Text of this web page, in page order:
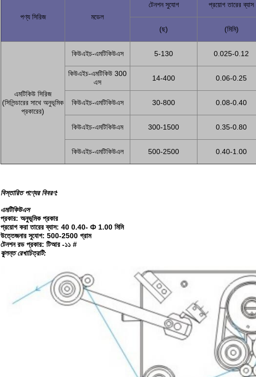
পণ্য সিরিজ মডেল
টেনশন সুযোগ
প্রয়োগ তারের ব্যাস
(ছ)
(মিমি)
এমটিকিউ সিরিজ
(সিলিন্ডারের সাথে অনুভূমিক
প্রকারের)
কিউএইচ-এমটিকিউএস 5-130 0.025-0.12
কিউএইচ-এমটিকিউ 300
এস
14-400 0.06-0.25
কিউএইচ-এমটিকিউএস 30-800 0.08-0.40
কিউএইচ-এমটিকিউএম 300-1500 0.35-0.80
কিউএইচ-এমটিকিউএল 500-2500 0.40-1.00
বিস্তারিত পণ্যের বিবরণ:
এমটিকিউএস
প্রকার: অনুভূমিক প্রকার
প্রয়োগ করা তারের ব্যাস: 40 0.40- Ф 1.00 মিমি
উত্তেজনার সুযোগ: 500-2500 গ্রাম
টেনশন রড প্রকার: টিআর -১১ #
ঝুলন্ত রেখাচিত্রটি: